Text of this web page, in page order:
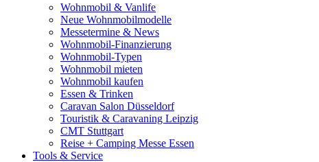
Wohnmobil & Vanlife
Neue Wohnmobilmodelle
Messetermine & News
Wohnmobil-Finanzierung
Wohnmobil-Typen
Wohnmobil mieten
Wohnmobil kaufen
Essen & Trinken
Caravan Salon Düsseldorf
Touristik & Caravaning Leipzig
CMT Stuttgart
Reise + Camping Messe Essen
Tools & Service